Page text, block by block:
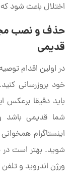
اختلال باعث شود که
حذف و نصب
قدیمی
در اولین اقدام
خود بروزرسانی
باید دقیقا برعکس
شما قدیمی باشد
اینستاگرام
شوید. بهتر است در
ورژن اندروید و